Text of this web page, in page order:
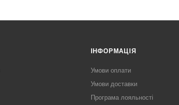
ІНФОРМАЦІЯ
Умови оплати
Умови доставки
Програма лояльності